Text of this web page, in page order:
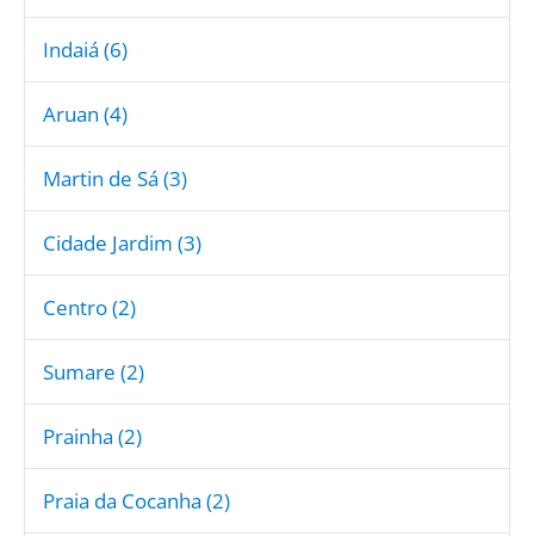
Indaiá (6)
Aruan (4)
Martin de Sá (3)
Cidade Jardim (3)
Centro (2)
Sumare (2)
Prainha (2)
Praia da Cocanha (2)